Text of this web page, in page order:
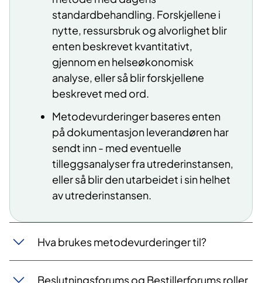
standardbehandling. Forskjellene i
nytte, ressursbruk og alvorlighet blir
enten beskrevet kvantitativt,
gjennom en helseøkonomisk
analyse, eller så blir forskjellene
beskrevet med ord.
Metodevurderinger baseres enten
på dokumentasjon leverandøren har
sendt inn - med eventuelle
tilleggsanalyser fra utrederinstansen,
eller så blir den utarbeidet i sin helhet
av utrederinstansen.
Hva brukes metodevurderinger til?
Beslutningsforums og Bestillerforums roller